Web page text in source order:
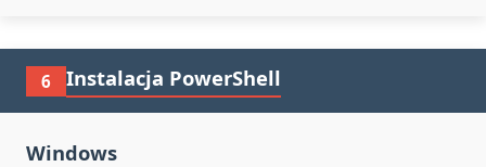
6 Instalacja PowerShell
Windows